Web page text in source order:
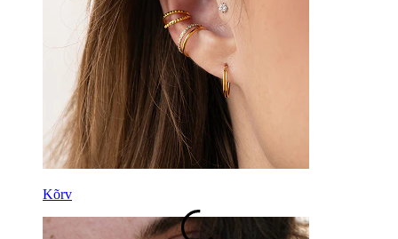
Kõrv
Rõngas
Töövahendid
Kaardus barbell
Kõrvanibu
Titaan